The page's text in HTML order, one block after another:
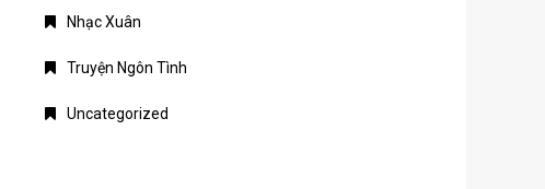
Nhạc Xuân
Truyện Ngôn Tình
Uncategorized